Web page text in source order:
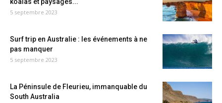
5 septembre 2023
Surf trip en Australie : les événements à ne
pas manquer
5 septembre 2023
La Péninsule de Fleurieu, immanquable du
South Australia